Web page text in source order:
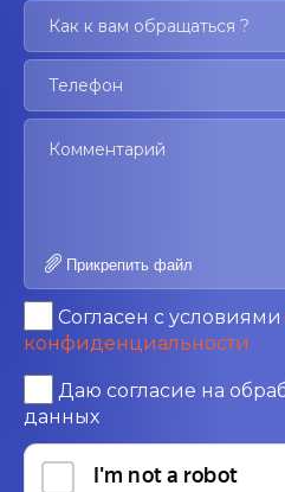
Прикрепить файл
Согласен с условиями
конфиденциальности
Даю согласие на
данных